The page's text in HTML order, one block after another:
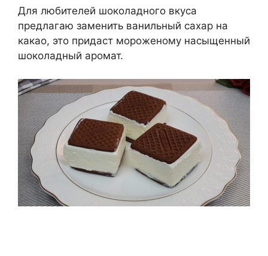
Для любителей шоколадного вкуса
предлагаю заменить ванильный сахар на
какао, это придаст мороженому насыщенный
шоколадный аромат.